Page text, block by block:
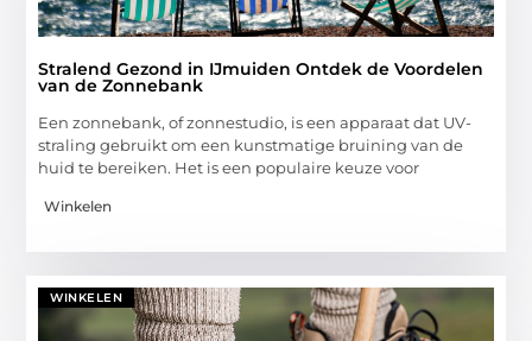
Stralend Gezond in IJmuiden Ontdek de Voordelen
van de Zonnebank
Een zonnebank, of zonnestudio, is een apparaat dat UV-
straling gebruikt om een kunstmatige bruining van de
huid te bereiken. Het is een populaire keuze voor
Winkelen
WINKELEN